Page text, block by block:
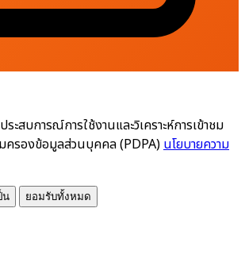
ะสบการณ์การใช้งานและวิเคราะห์การเข้าชม
มครองข้อมูลส่วนบุคคล (PDPA) นโยบายความ
น ยอมรับทั้งหมด